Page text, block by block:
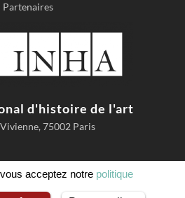
Partenaires
d'histoire de l'art
Vivienne, 75002 Paris
acceptez notre politique